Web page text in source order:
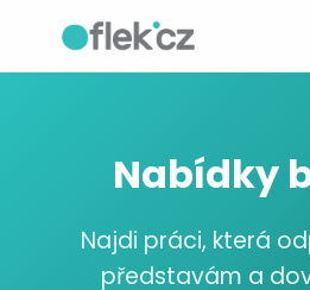
Nabídky
Najdi práci, která
představám a